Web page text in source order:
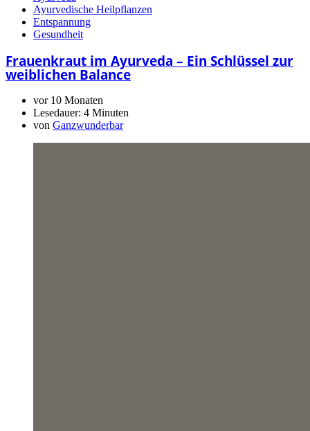
Ayurvedische Heilpflanzen
Entspannung
Gesundheit
Frauenkraut im Ayurveda – Ein Schlüssel zur
weiblichen Balance
vor 10 Monaten
Lesedauer: 4 Minuten
von Ganzwunderbar